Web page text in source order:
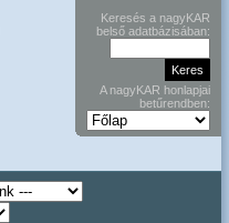
Keresés a nagyKAR
belső adatbázisában:
A nagyKAR honlapjai
betűrendben: